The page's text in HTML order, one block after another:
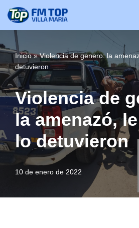
contenido
Inicio»Violencia de genero: la
detuvieron
Violencia de
la amenazó,
lo detuvieron
10 de enero de 2022